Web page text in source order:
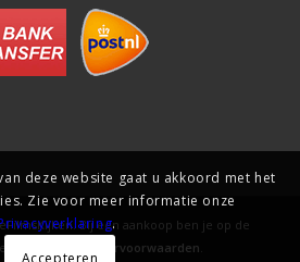
Bij een aankoop ben je op de
gebruiks- en levervoorwaarden
deze website gaat u akkoord met het
Zie voor meer informatie onze
.
Accepteren